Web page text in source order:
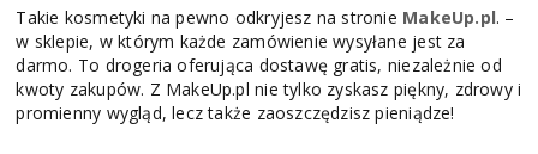
Takie kosmetyki na pewno odkryjesz na stronie MakeUp.pl. –
w sklepie, w którym każde zamówienie wysyłane jest za
darmo. To drogeria oferująca dostawę gratis, niezależnie od
kwoty zakupów. Z MakeUp.pl nie tylko zyskasz piękny, zdrowy i
promienny wygląd, lecz także zaoszczędzisz pieniądze!